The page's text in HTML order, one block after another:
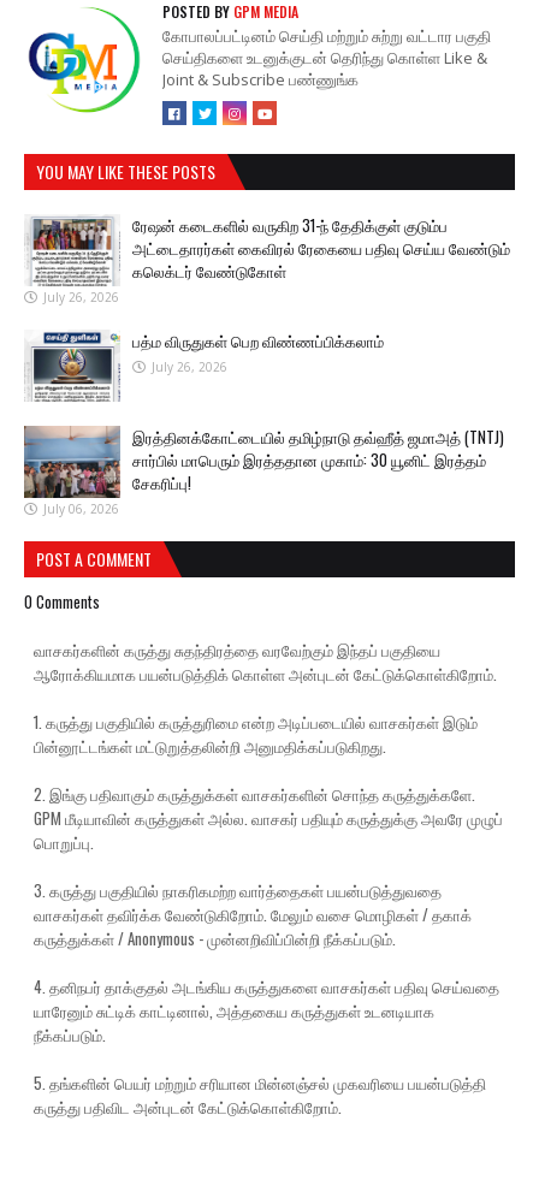
POSTED BY GPM MEDIA
கோபாலப்பட்டினம் செய்தி மற்றும் சுற்று வட்டார பகுதி
செய்திகளை உடனுக்குடன் தெரிந்து கொள்ள Like &
Joint & Subscribe பண்ணுங்க
YOU MAY LIKE THESE POSTS
ரேஷன் கடைகளில் வருகிற 31-ந் தேதிக்குள் குடும்ப
அட்டைதாரர்கள் கைவிரல் ரேகையை பதிவு செய்ய வேண்டும்
கலெக்டர் வேண்டுகோள்
July 26, 2026
பத்ம விருதுகள் பெற விண்ணப்பிக்கலாம்
July 26, 2026
இரத்தினக்கோட்டையில் தமிழ்நாடு தவ்ஹீத் ஜமாஅத் (TNTJ)
சார்பில் மாபெரும் இரத்ததான முகாம்: 30 யூனிட் இரத்தம்
சேகரிப்பு!
July 06, 2026
POST A COMMENT
0 Comments
வாசகர்களின் கருத்து சுதந்திரத்தை வரவேற்கும் இந்தப் பகுதியை
ஆரோக்கியமாக பயன்படுத்திக் கொள்ள அன்புடன் கேட்டுக்கொள்கிறோம்.
1. கருத்து பகுதியில் கருத்துரிமை என்ற அடிப்படையில் வாசகர்கள் இடும்
பின்னூட்டங்கள் மட்டுறுத்தலின்றி அனுமதிக்கப்படுகிறது.
2. இங்கு பதிவாகும் கருத்துக்கள் வாசகர்களின் சொந்த கருத்துக்களே.
GPM மீடியாவின் கருத்துகள் அல்ல. வாசகர் பதியும் கருத்துக்கு அவரே முழுப்
பொறுப்பு.
3. கருத்து பகுதியில் நாகரிகமற்ற வார்த்தைகள் பயன்படுத்துவதை
வாசகர்கள் தவிர்க்க வேண்டுகிறோம். மேலும் வசை மொழிகள் / தகாக்
கருத்துக்கள் / Anonymous - முன்னறிவிப்பின்றி நீக்கப்படும்.
4. தனிநபர் தாக்குதல் அடங்கிய கருத்துகளை வாசகர்கள் பதிவு செய்வதை
யாரேனும் சுட்டிக் காட்டினால், அத்தகைய கருத்துகள் உடனடியாக
நீக்கப்படும்.
5. தங்களின் பெயர் மற்றும் சரியான மின்னஞ்சல் முகவரியை பயன்படுத்தி
கருத்து பதிவிட அன்புடன் கேட்டுக்கொள்கிறோம்.